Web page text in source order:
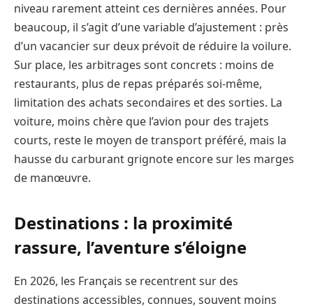
niveau rarement atteint ces dernières années. Pour
beaucoup, il s’agit d’une variable d’ajustement : près
d’un vacancier sur deux prévoit de réduire la voilure.
Sur place, les arbitrages sont concrets : moins de
restaurants, plus de repas préparés soi-même,
limitation des achats secondaires et des sorties. La
voiture, moins chère que l’avion pour des trajets
courts, reste le moyen de transport préféré, mais la
hausse du carburant grignote encore sur les marges
de manœuvre.
Destinations : la proximité
rassure, l’aventure s’éloigne
En 2026, les Français se recentrent sur des
destinations accessibles, connues, souvent moins